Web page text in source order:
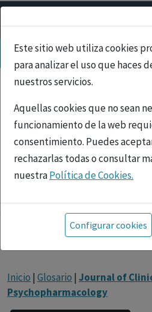
Este sitio web utiliza cookies
para analizar el uso que haces
nuestros servicios.
Aquellas cookies que no sean
funcionamiento de la web
consentimiento. Puedes
rechazarlas todas o consultar
nuestraPolítica de Cookies.
Toda la información incluida en
referida a productos del
tanto, dirigida a profesionales
facultados para prescribir o
fármacos se facilita a título
Configurar cookies
Inicio | Glosario | Journal of
Psychopharmacology